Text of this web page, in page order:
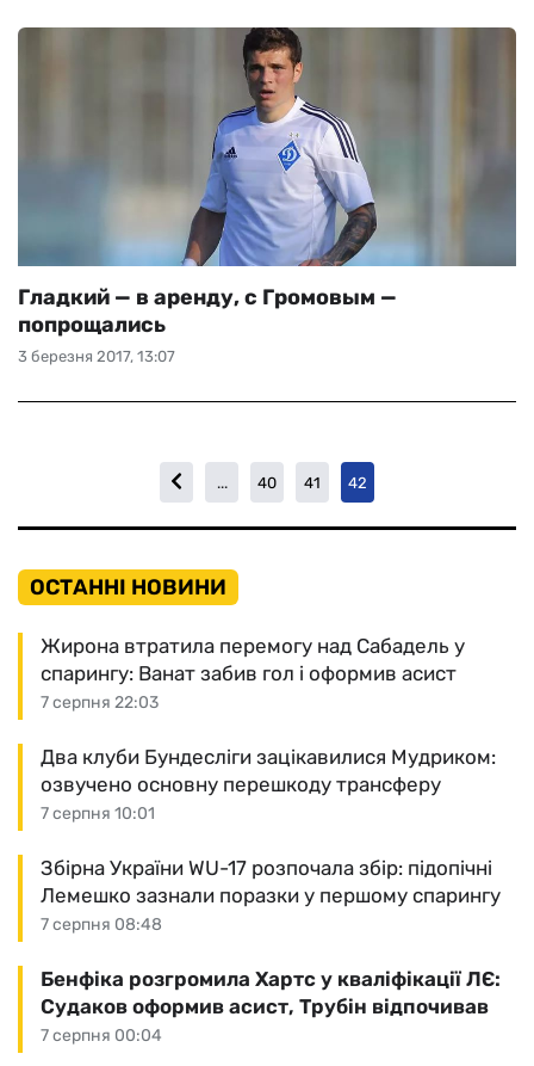
3 березня 2017, 13:07
Гладкий — в аренду, с Громовым —
попрощались
... 40 41 42
ОСТАННІ НОВИНИ
7 серпня 22:03
Жирона втратила перемогу над Сабадель у
спарингу: Ванат забив гол і оформив асист
7 серпня 10:01
Два клуби Бундесліги зацікавилися Мудриком:
озвучено основну перешкоду трансферу
7 серпня 08:48
Збірна України WU-17 розпочала збір: підопічні
Лемешко зазнали поразки у першому спарингу
7 серпня 00:04
Бенфіка розгромила Хартс у кваліфікації ЛЄ:
Судаков оформив асист, Трубін відпочивав